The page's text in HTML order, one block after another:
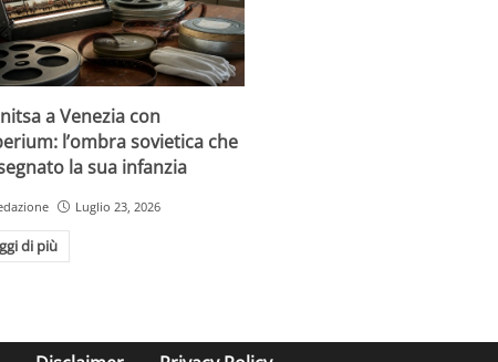
a Venezia con
l’ombra sovietica che
la sua infanzia
Luglio 23, 2026
di più